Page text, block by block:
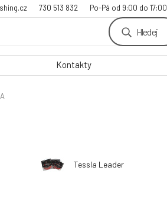
730 513 832 Po-Pá od 9:00 do 17:00
Hledej
Kontakty
Tessla Leader